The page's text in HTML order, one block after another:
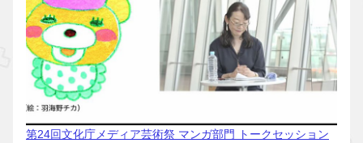
第24回文化庁メディア芸術祭 マンガ部門 トークセッション